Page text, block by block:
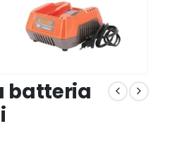
batteria